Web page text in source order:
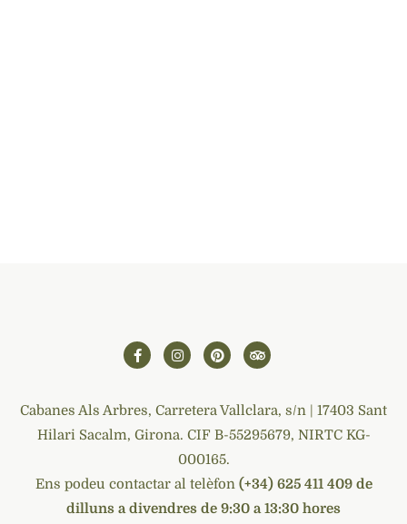
Cabanes Als Arbres, Carretera Vallclara, s/n | 17403 Sant
Hilari Sacalm, Girona. CIF B-55295679, NIRTC KG-
000165.
Ens podeu contactar al telèfon (+34) 625 411 409 de
dilluns a divendres de 9:30 a 13:30 hores